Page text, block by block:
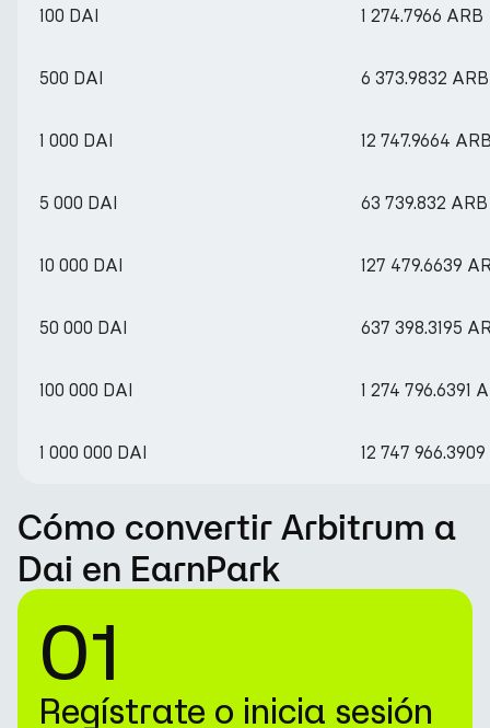
100 DAI 1 274.7966 ARB
500 DAI 6 373.9832 ARB
1 000 DAI 12 747.9664
5 000 DAI 63 739.832 ARB
10 000 DAI 127 479.6639
50 000 DAI 637 398.3195
100 000 DAI 1 274 796.6391
1 000 000 DAI 12 747
Cómo convertir Arbitrum a
Dai en EarnPark
01
Regístrate o inicia sesión